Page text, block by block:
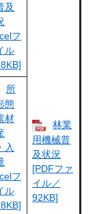
及
フ
ル
林業
用機械普
及状況
[PDFファ
イル／
92KB]
所
態
材
入
フ
ル